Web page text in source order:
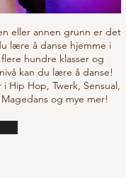
eller annen grunn er det
lære å danse hjemme i
hundre klasser og
kan du lære å danse!
Hip Hop, Twerk, Sensual,
og mye mer!